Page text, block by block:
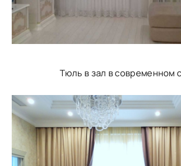
Тюль в зал в современном